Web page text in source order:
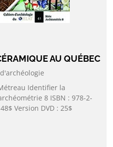
AU QUÉBEC
Identifier la
8 ISBN : 978-2-
Version DVD : 25$